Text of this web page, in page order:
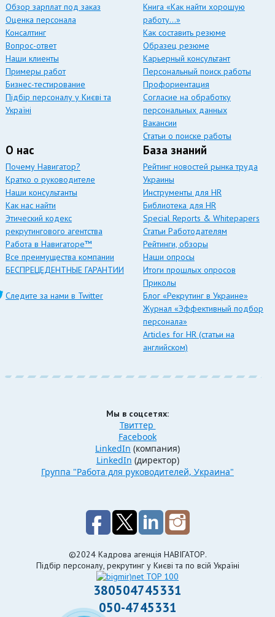
Обзор зарплат под заказ
Оценка персонала
Консалтинг
Вопрос-ответ
Наши клиенты
Примеры работ
Бизнес-тестирование
Підбір персоналу у Києві та
Україні
Книга «Как найти хорошую
работу…»
Как составить резюме
Образец резюме
Карьерный консультант
Персональный поиск работы
Профориентация
Согласие на обработку
персональных данных
Вакансии
Статьи о поиске работы
О нас
Почему Навигатор?
Кратко о руководителе
Наши консультанты
Как нас найти
Этический кодекс
рекрутингового агентства
Работа в Навигаторе™
Все преимущества компании
БЕСПРЕЦЕДЕНТНЫЕ ГАРАНТИИ
Следите за нами в Twitter
База знаний
Рейтинг новостей рынка труда
Украины
Инструменты для HR
Библиотека для HR
Special Reports & Whitepapers
Статьи Работодателям
Рейтинги, обзоры
Наши опросы
Итоги прошлых опросов
Приколы
Блог «Рекрутинг в Украине»
Журнал «Эффективный подбор
персонала»
Articles for HR (статьи на
английском)
Мы в соцсетях:
Твиттер
Facebook
LinkedIn (компания)
LinkedIn (директор)
Группа "Работа для руководителей, Украина"
©2024 Кадрова агенція НАВІГАТОР.
Підбір персоналу, рекрутинг у Києві та по всій Україні
380504745331
050-4745331